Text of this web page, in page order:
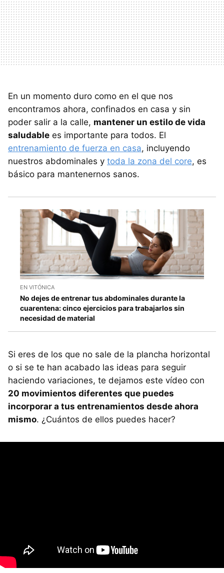
En un momento duro como en el que nos
encontramos ahora, confinados en casa y sin
poder salir a la calle, mantener un estilo de vida
saludable es importante para todos. El
entrenamiento de fuerza en casa, incluyendo
nuestros abdominales y toda la zona del core, es
básico para mantenernos sanos.
EN VITÓNICA
No dejes de entrenar tus abdominales durante la
cuarentena: cinco ejercicios para trabajarlos sin
necesidad de material
Si eres de los que no sale de la plancha horizontal
o si se te han acabado las ideas para seguir
haciendo variaciones, te dejamos este vídeo con
20 movimientos diferentes que puedes
incorporar a tus entrenamientos desde ahora
mismo. ¿Cuántos de ellos puedes hacer?